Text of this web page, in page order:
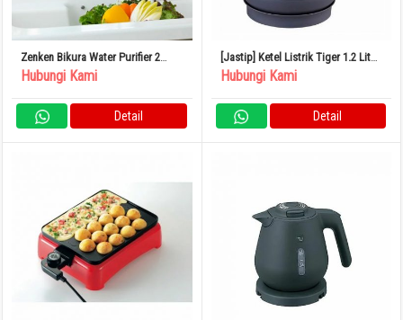
Zenken Bikura Water Purifier 2
MFH-V92 Pemurni Air Keran
Penghilang Fluorida Buatan
Jepang
Hubungi Kami
Detail
[Jastip] Ketel Listrik Tiger 1.2 Liter
Slate Blue PCL-A121AS
Hubungi Kami
Detail